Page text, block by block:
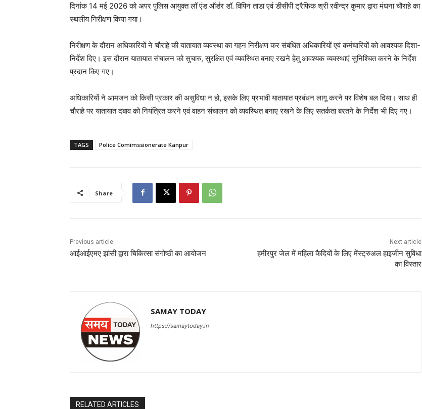
दिनांक 14 मई 2026 को अपर पुलिस आयुक्त लॉ एंड ऑर्डर डॉ. विपिन ताडा एवं डीसीपी ट्रैफिक श्री रवीन्द्र कुमार द्वारा मंधना चौराहे का
स्थलीय निरीक्षण किया गया।
निरीक्षण के दौरान अधिकारियों ने चौराहे की यातायात व्यवस्था का गहन निरीक्षण कर संबंधित अधिकारियों एवं कर्मचारियों को आवश्यक दिशा-
निर्देश दिए। इस दौरान यातायात संचालन को सुचारु, सुरक्षित एवं व्यवस्थित बनाए रखने हेतु आवश्यक व्यवस्थाएं सुनिश्चित करने के निर्देश
प्रदान किए गए।
अधिकारियों ने आमजन को किसी प्रकार की असुविधा न हो, इसके लिए प्रभावी यातायात प्रबंधन लागू करने पर विशेष बल दिया। साथ ही
चौराहे पर यातायात दबाव को नियंत्रित करने एवं वाहन संचालन को व्यवस्थित बनाए रखने के लिए सतर्कता बरतने के निर्देश भी दिए गए।
TAGS Police Comimssionerate Kanpur
Share
Previous article
आईआईएमए झांसी द्वारा चिकित्सा संगोष्ठी का आयोजन
Next article
हमीरपुर जेल में महिला कैदियों के लिए मेंस्ट्रुअल हाइजीन सुविधा
का विस्तार
SAMAY TODAY
https://samaytoday.in
RELATED ARTICLES